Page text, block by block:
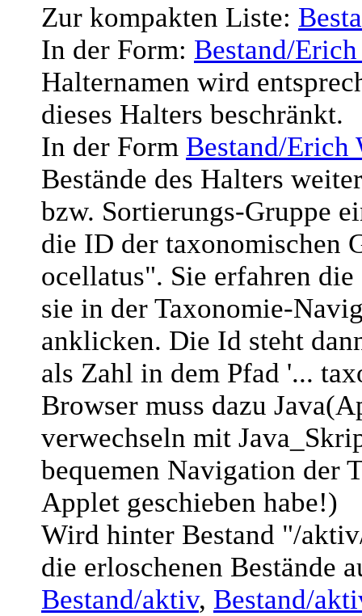
Zur kompakten Liste:
In der Form: Bestand/
Halternamen wird
dieses Halters beschränkt.
In der Form Bestand/Erich
Bestände des Halters
bzw. Sortierungs-Gruppe
die ID der taxonomischen
ocellatus". Sie erfahren
sie in der Taxonomie-
anklicken. Die Id steht
als Zahl in dem Pfad '...
Browser muss dazu
verwechseln mit
bequemen Navigation der
Applet geschieben habe!)
Wird hinter Bestand "/
die erloschenen Bestände
Bestand/aktiv, Bestand/